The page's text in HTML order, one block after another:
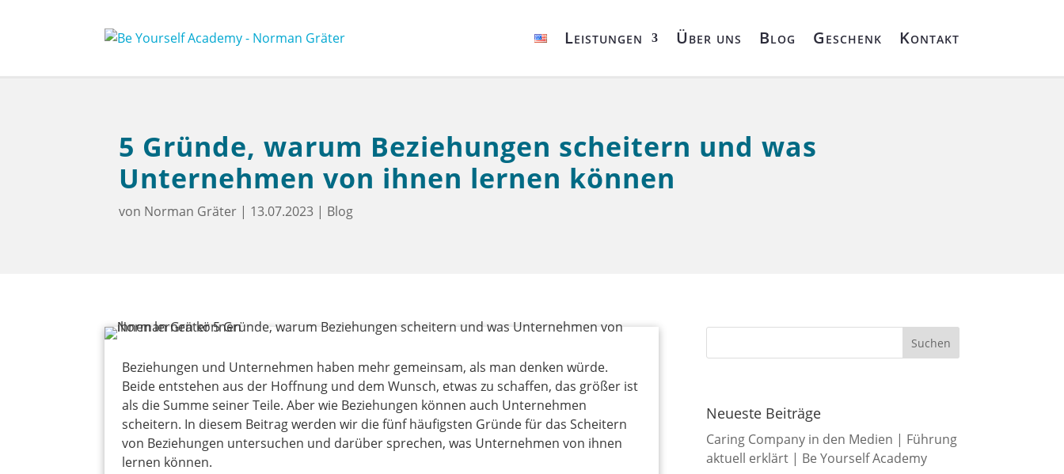
Leistungen Über uns Blog Geschenk Kontakt
5 Gründe, warum Beziehungen scheitern und was
Unternehmen von ihnen lernen können
von Norman Gräter | 13.07.2023 | Blog
Beziehungen und Unternehmen haben mehr gemeinsam, als man denken würde.
Beide entstehen aus der Hoffnung und dem Wunsch, etwas zu schaffen, das größer ist
als die Summe seiner Teile. Aber wie Beziehungen können auch Unternehmen
scheitern. In diesem Beitrag werden wir die fünf häufigsten Gründe für das Scheitern
von Beziehungen untersuchen und darüber sprechen, was Unternehmen von ihnen
lernen können.
Neueste Beiträge
Caring Company in den Medien | Führung
aktuell erklärt | Be Yourself Academy